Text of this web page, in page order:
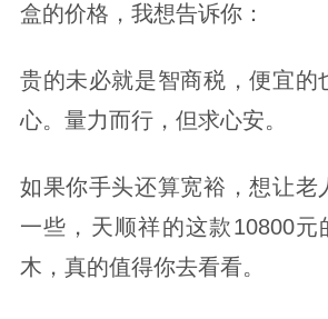
盒的价格，我想告诉你：
贵的未必就是智商税，便宜的
心。量力而行，但求心安。
如果你手头还算宽裕，想让老
一些，天顺祥的这款10800元
木，真的值得你去看看。